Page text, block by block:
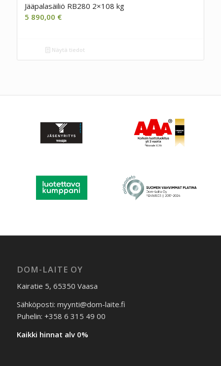
Jääpalasäiliö RB280 2×108 kg
5 890,00 €
Näytä tiedot
DOM-LAITE OY
Kairatie 5, 65350 Vaasa
Sähköposti: myynti@dom-laite.fi
Puhelin: +358 6 315 49 00
Kaikki hinnat alv 0%